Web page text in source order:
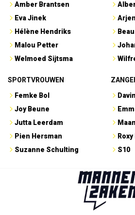
Amber Brantsen
Eva Jinek
Hélène Hendriks
Malou Petter
Welmoed Sijtsma
SPORTVROUWEN
Femke Bol
Joy Beune
Jutta Leerdam
Pien Hersman
Suzanne Schulting
S10